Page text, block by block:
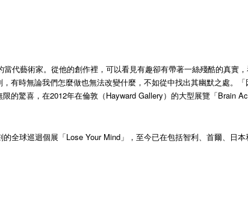
代藝術家。從他的創作裡，可以看見有趣卻有帶著一絲殘酷的真
有時無論我們怎麼做也無法改變什麼，不如從中找出其幽默之處
的驚喜，在2012年在倫敦（Hayward Gallery）的大型展覽「Brain
全球巡迴個展「Lose Your Mind」，至今已在包括智利、首爾、日本